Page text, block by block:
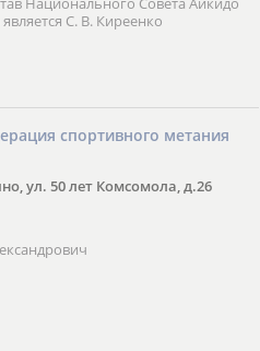
С. В. Киреенко
спортивного метания
ул. 50 лет Комсомола, д.26